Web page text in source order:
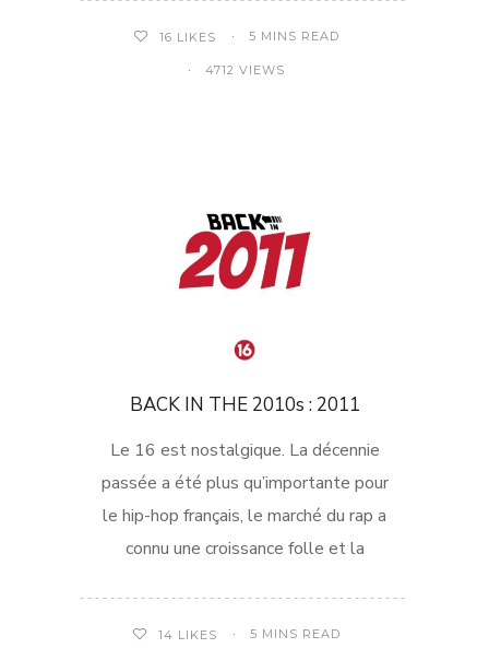
16 LIKES 5 MINS READ
4712 VIEWS
BACK IN THE 2010s : 2011
Le 16 est nostalgique. La décennie
passée a été plus qu’importante pour
le hip-hop français, le marché du rap a
connu une croissance folle et la
14 LIKES 5 MINS READ